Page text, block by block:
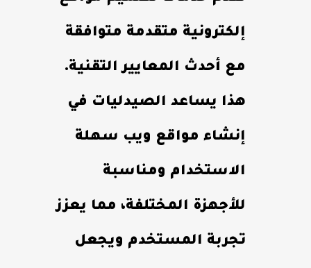
إلكترونية متقدمة متوافقة
مع أحدث المعايير التقنية.
هذا يساعد الصيدليات في
إنشاء مواقع ويب سهلة
الاستخدام ومناسبة
للأجهزة المختلفة، مما يعزز
تجربة المستخدم ويجعل